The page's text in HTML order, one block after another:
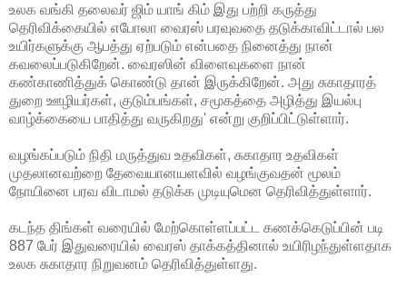
உலக வங்கி தலைவர் ஜிம் யாங் கிம் இது பற்றி கருத்து
தெரிவிக்கையில் எபோலா வைரஸ் பரவுவதை தடுக்காவிட்டால் பல
உயிர்களுக்கு ஆபத்து ஏற்படும் என்பதை நினைத்து நான்
கவலைப்படுகிறேன். வைரஸின் விளைவுகளை நான்
கண்காணித்துக் கொண்டு தான் இருக்கிறேன். அது சுகாதாரத்
துறை ஊழியர்கள், குடும்பங்கள், சமூகத்தை அழித்து இயல்பு
வாழ்க்கையை பாதித்து வருகிறது' என்று குறிப்பிட்டுள்ளார்.
வழங்கப்படும் நிதி மருத்துவ உதவிகள், சுகாதார உதவிகள்
முதலானவற்றை தேவையானயளவில் வழங்குவதன் மூலம்
நோயினை பரவ விடாமல் தடுக்க முடியுமென தெரிவித்துள்ளார்.
கடந்த திங்கள் வரையில் மேற்கொள்ளப்பட்ட கணக்கெடுப்பின் படி
887 பேர் இதுவரையில் வைரஸ் தாக்கத்தினால் உயிரிழந்துள்ளதாக
உலக சுகாதார நிறுவனம் தெரிவித்துள்ளது.